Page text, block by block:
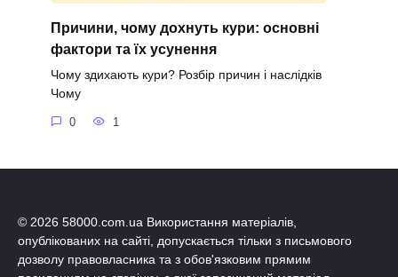
Причини, чому дохнуть кури: основні
фактори та їх усунення
Чому здихають кури? Розбір причин і наслідків
Чому
0 1
© 2026 58000.com.ua Використання матеріалів,
опублікованих на сайті, допускається тільки з письмового
дозволу правовласника та з обов'язковим прямим